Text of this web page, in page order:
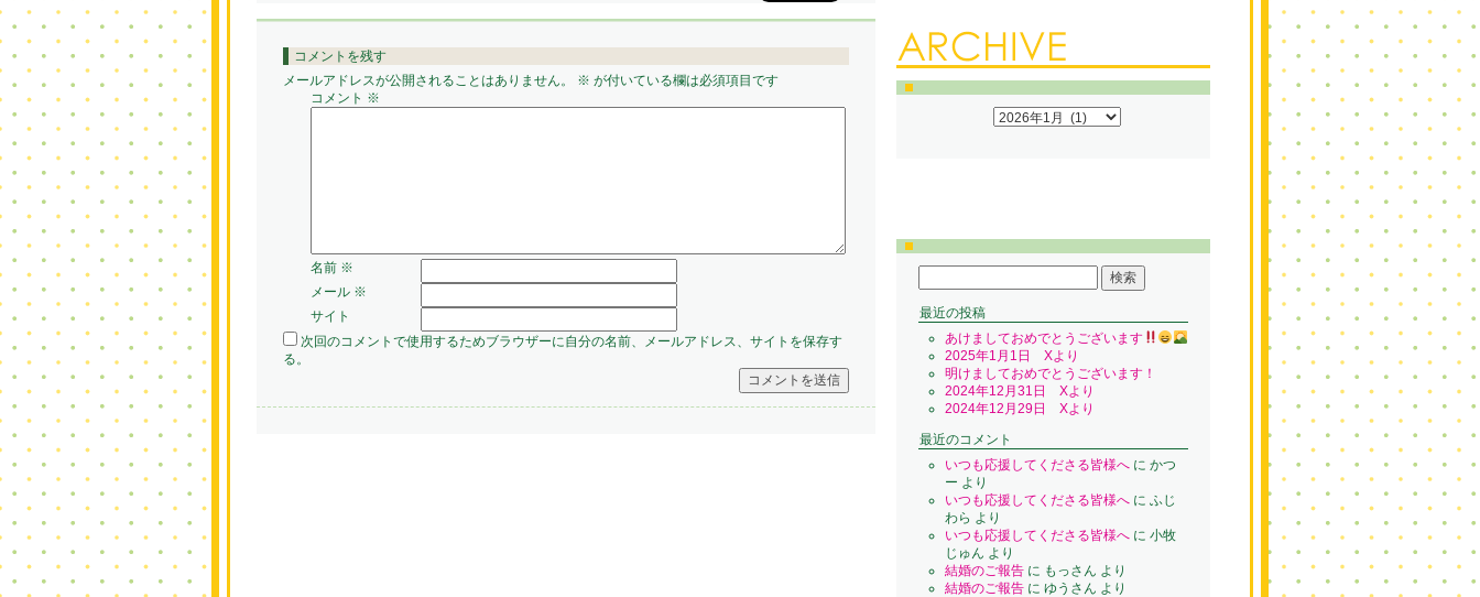
コメントを残す
メールアドレスが公開されることはありません。
※ が付いている欄は必須項目です
コメント ※
名前 ※
メール ※
サイト
次回のコメントで使用するためブラウザーに自分の名前、メールアドレス、サイトを保存す
る。
索:
最近の投稿
あけましておめでとうございます
2025年1月1日 Xより
明けましておめでとうございます！
2024年12月31日 Xより
2024年12月29日 Xより
最近のコメント
いつも応援してくださる皆様へ に かつ
ー より
いつも応援してくださる皆様へ に ふじ
わら より
いつも応援してくださる皆様へ に 小牧
じゅん より
結婚のご報告 に もっさん より
結婚のご報告 に ゆうさん より